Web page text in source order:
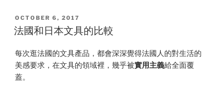
POSTED
ON
OCTOBER 6, 2017
法國和日本文具的比較
每次逛法國的文具產品，都會深深覺得法國人的對生活的
美感要求，在文具的領域裡，幾乎被實用主義給全面覆
蓋。